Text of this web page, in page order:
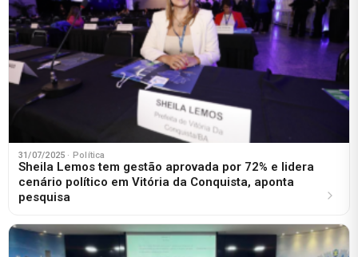
31/07/2025 · Política
Sheila Lemos tem gestão aprovada por 72% e lidera
cenário político em Vitória da Conquista, aponta
pesquisa